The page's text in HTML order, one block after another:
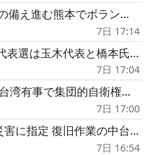
ィアが本格始動 被災地に出没するニセ自衛官 火事場泥棒や悪質商法などに注意
7日 17:14
本氏の2人が立候補 自衛官から政治家に転身した30歳 9月6日に投開票
7日 17:04
台湾有事で集団的自衛権を行使したら…日本が支払う大きすぎる「代償」とは?
7日 17:00
の中台風の強風域に「補強しないと屋根が心配」
7日 16:54